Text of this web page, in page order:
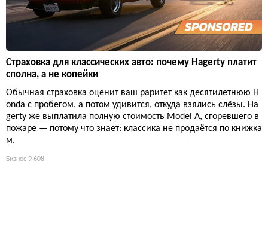
Страховка для классических авто: почему Hagerty платит
сполна, а не копейки
Обычная страховка оценит ваш раритет как десятилетнюю H
onda с пробегом, а потом удивится, откуда взялись слёзы. Ha
gerty же выплатила полную стоимость Model A, сгоревшего в
пожаре — потому что знает: классика не продаётся по книжка
м.
Бизнес 9 608